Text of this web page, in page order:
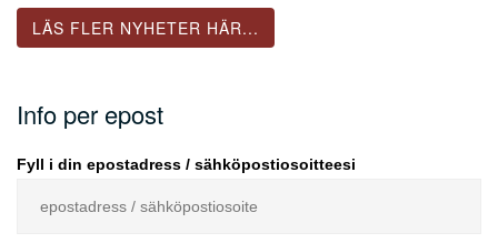
LÄS FLER NYHETER HÄR...
Info per epost
Fyll i din epostadress / sähköpostiosoitteesi